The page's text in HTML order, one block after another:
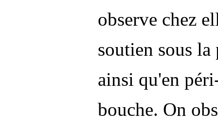
observe chez
soutien sous
ainsi qu'en
bouche. On